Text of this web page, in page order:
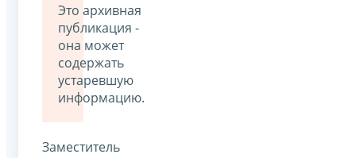
Это архивная
публикация -
она может
содержать
устаревшую
информацию.
Заместитель